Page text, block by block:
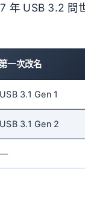
年 USB 3.2 問
一次改名
USB 3.1 Gen 1
USB 3.1 Gen 2
—